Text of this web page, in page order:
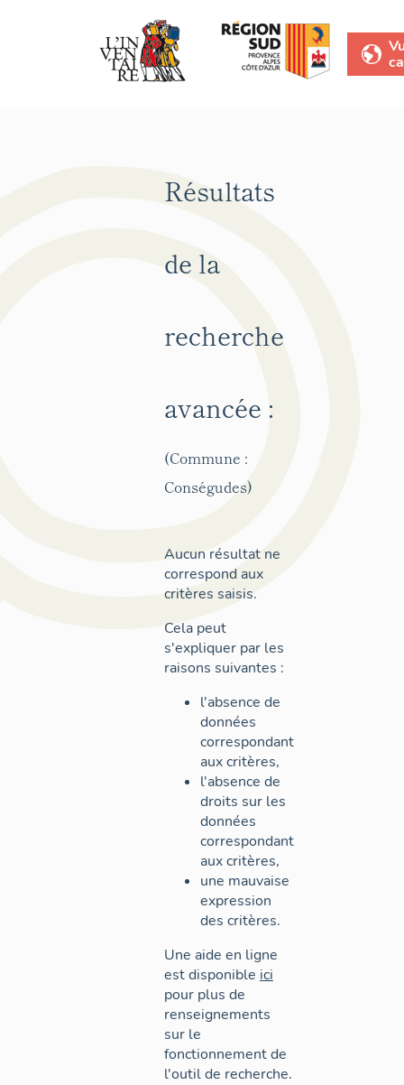
Résultats
de la
recherche
avancée :
(Commune :
Conségudes)
Aucun résultat ne
correspond aux
critères saisis.
Cela peut
s'expliquer par les
raisons suivantes :
l'absence de
données
correspondant
aux critères,
l'absence de
droits sur les
données
correspondant
aux critères,
une mauvaise
expression
des critères.
Une aide en ligne
est disponible ici
pour plus de
renseignements
sur le
fonctionnement de
l'outil de recherche.